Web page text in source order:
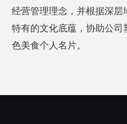
经营管理理念，并根据深层
特有的文化底蕴，协助公司
色美食个人名片。